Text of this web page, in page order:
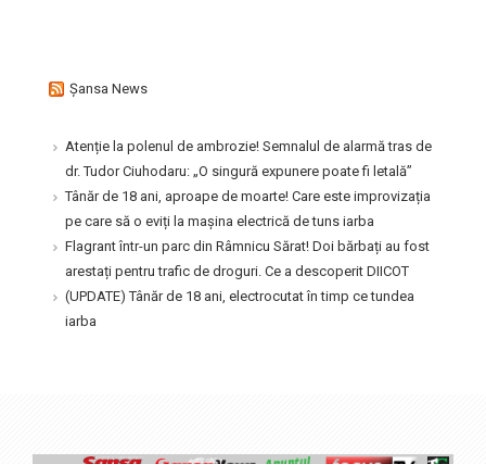
Şansa News
Atenție la polenul de ambrozie! Semnalul de alarmă tras de
dr. Tudor Ciuhodaru: „O singură expunere poate fi letală”
Tânăr de 18 ani, aproape de moarte! Care este improvizația
pe care să o eviți la mașina electrică de tuns iarba
Flagrant într-un parc din Râmnicu Sărat! Doi bărbați au fost
arestați pentru trafic de droguri. Ce a descoperit DIICOT
(UPDATE) Tânăr de 18 ani, electrocutat în timp ce tundea
iarba